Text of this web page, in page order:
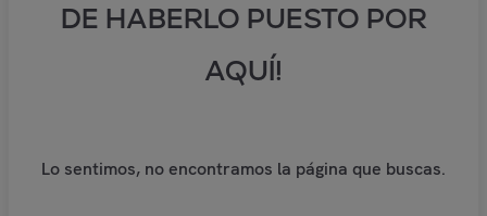
DE HABERLO PUESTO POR
AQUÍ!
Lo sentimos, no encontramos la página que buscas.